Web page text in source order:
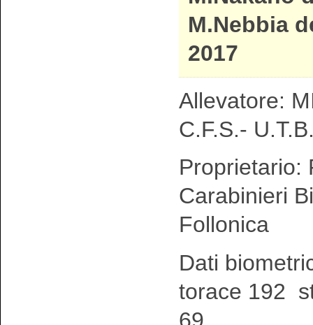
M.Nebbia
2017
Allevatore:
C.F.S.-
Proprietario:
Carabinieri
Follonica
Dati
torace 192
69